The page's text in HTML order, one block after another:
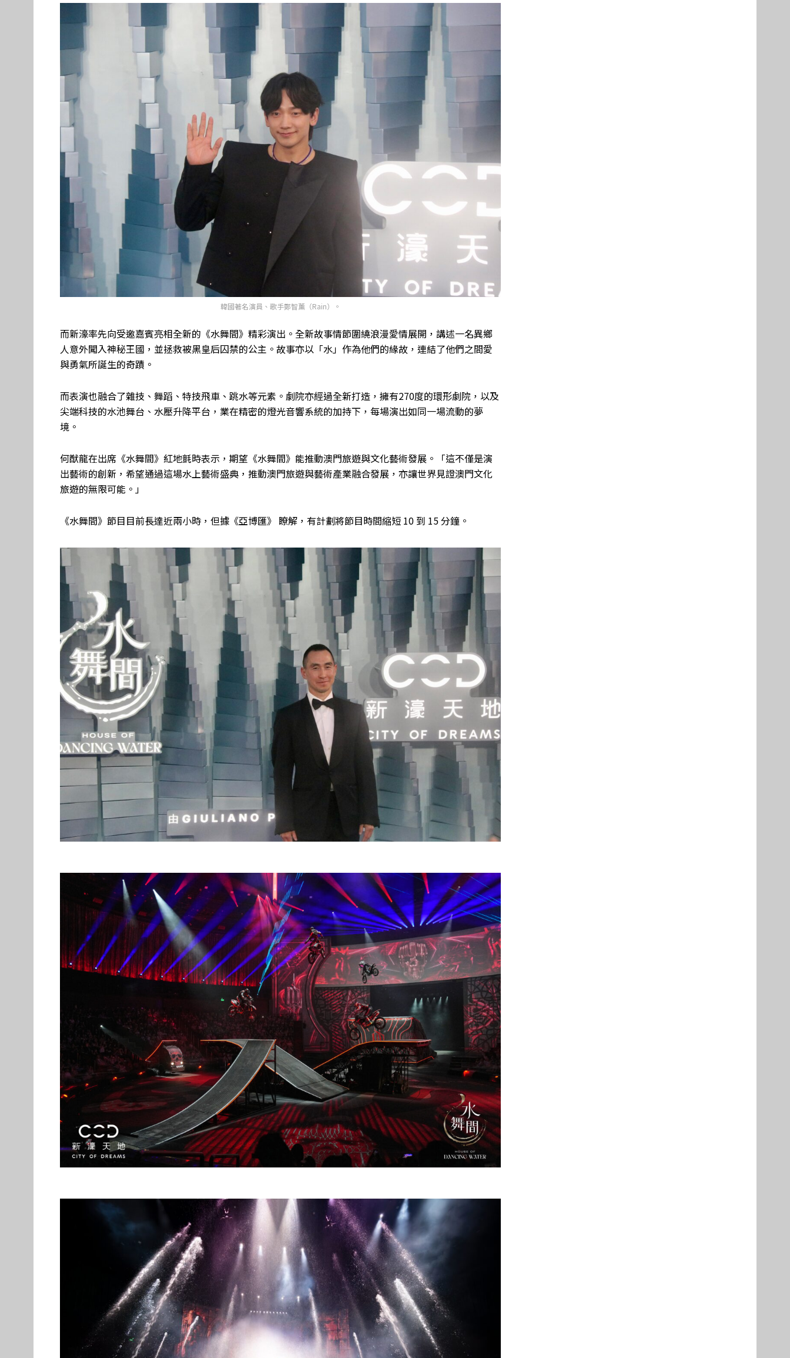
韓國著名演員、歌手鄭智薰（Rain）。
而新濠率先向受邀嘉賓亮相全新的《水舞間》精彩演出。全新故事情節圍繞浪漫愛情展開，講述一名異鄉
人意外闖入神秘王國，並拯救被黑皇后囚禁的公主。故事亦以「水」作為他們的緣故，連結了他們之間愛
與勇氣所誕生的奇蹟。
而表演也融合了雜技、舞蹈、特技飛車、跳水等元素。劇院亦經過全新打造，擁有270度的環形劇院，以及
尖端科技的水池舞台、水壓升降平台，業在精密的燈光音響系統的加持下，每場演出如同一場流動的夢
境。
何猷龍在出席《水舞間》紅地氈時表示，期望《水舞間》能推動澳門旅遊與文化藝術發展。「這不僅是演
出藝術的創新，希望通過這場水上藝術盛典，推動澳門旅遊與藝術產業融合發展，亦讓世界見證澳門文化
旅遊的無限可能。」
《水舞間》節目目前長達近兩小時，但據《亞博匯》 瞭解，有計劃將節目時間縮短 10 到 15 分鐘。